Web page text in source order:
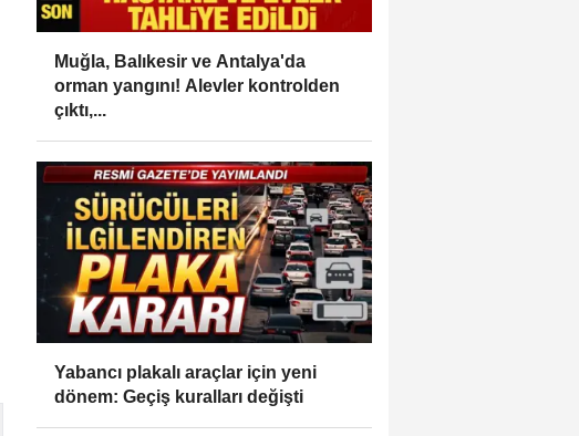
Muğla, Balıkesir ve Antalya'da
orman yangını! Alevler kontrolden
çıktı,...
Yabancı plakalı araçlar için yeni
dönem: Geçiş kuralları değişti